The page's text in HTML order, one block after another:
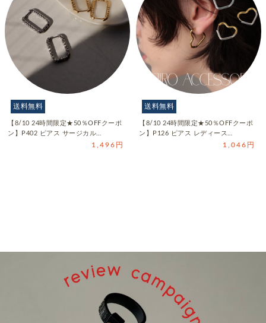
送料無料
【8/10 24時間限定★50％OFFクーポ
ン】P402 ピアス サージカル…
1,496円
送料無料
【8/10 24時間限定★50％OFFクーポ
ン】P126 ピアス レディース…
1,046円